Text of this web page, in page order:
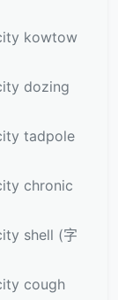
kowtow
dozing
tadpole
chronic
shell (字
cough